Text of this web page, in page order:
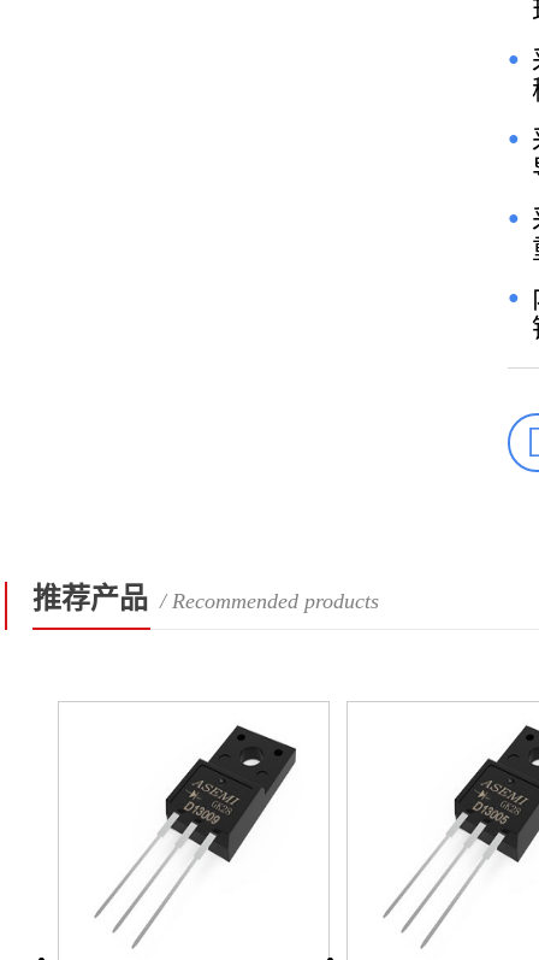
●
●
●
●
推荐产品 / Recommended products